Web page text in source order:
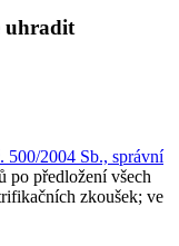
uhradit
500/2004 Sb., správní
po předložení všech
zkoušek; ve